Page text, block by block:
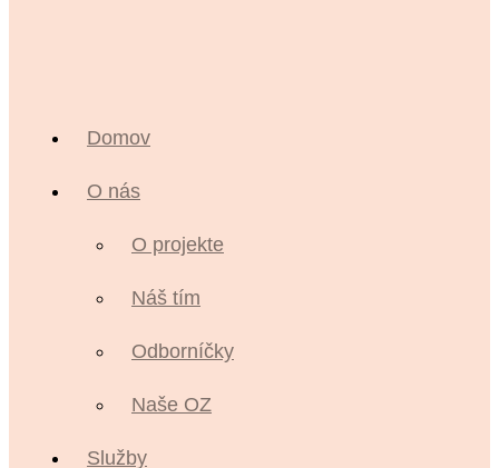
Domov
O nás
O projekte
Náš tím
Odborníčky
Naše OZ
Služby